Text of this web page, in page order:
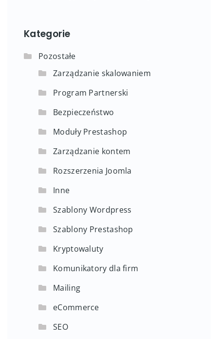
Kategorie
Pozostałe
Zarządzanie skalowaniem
Program Partnerski
Bezpieczeństwo
Moduły Prestashop
Zarządzanie kontem
Rozszerzenia Joomla
Inne
Szablony Wordpress
Szablony Prestashop
Kryptowaluty
Komunikatory dla firm
Mailing
eCommerce
SEO